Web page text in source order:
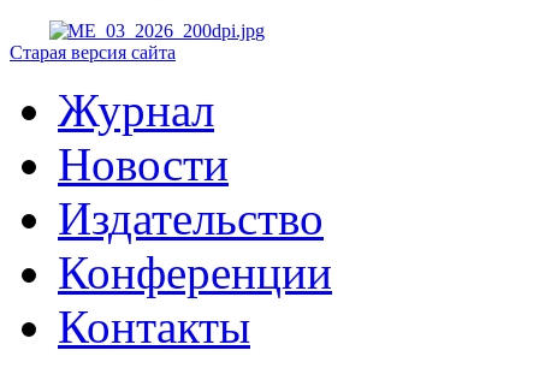
Старая версия сайта
Журнал
Новости
Издательство
Конференции
Контакты